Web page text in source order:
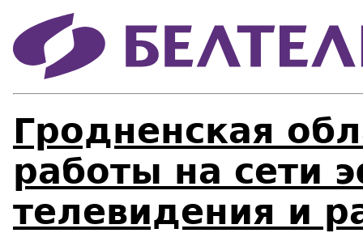
Гродненская
работы на сети
телевидения и